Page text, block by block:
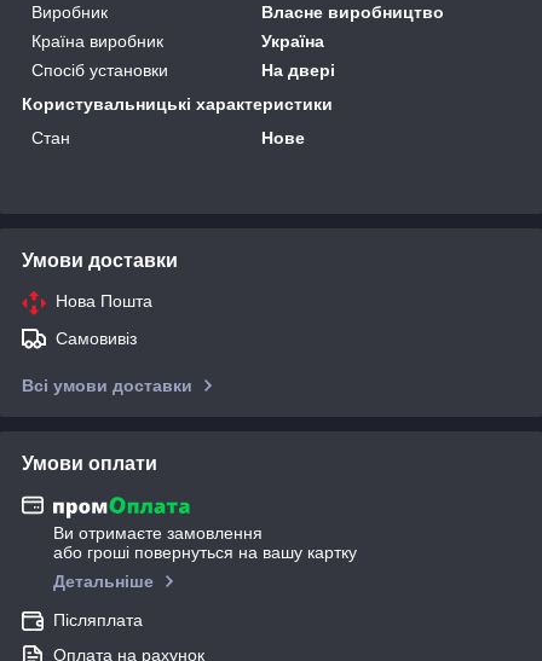
Виробник
Власне виробництво
Країна виробник
Україна
Спосіб установки
На двері
Користувальницькі характеристики
Стан
Нове
Умови доставки
Нова Пошта
Самовивіз
Всі умови доставки
Умови оплати
Ви отримаєте замовлення
або гроші повернуться на вашу картку
Детальніше
Післяплата
Оплата на рахунок